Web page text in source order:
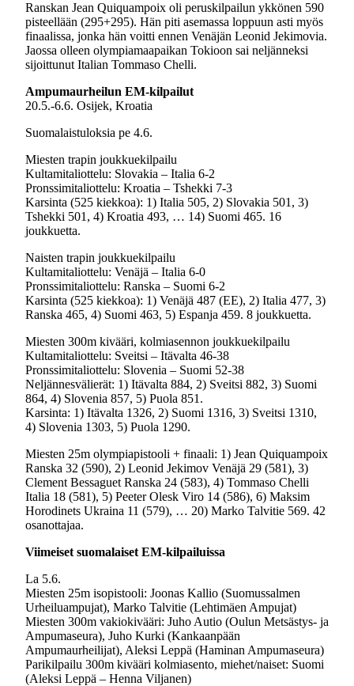
Ranskan Jean Quiquampoix oli peruskilpailun ykkönen 590
pisteellään (295+295). Hän piti asemassa loppuun asti myös
finaalissa, jonka hän voitti ennen Venäjän Leonid Jekimovia.
Jaossa olleen olympiamaapaikan Tokioon sai neljänneksi
sijoittunut Italian Tommaso Chelli.
Ampumaurheilun EM-kilpailut
20.5.-6.6. Osijek, Kroatia
Suomalaistuloksia pe 4.6.
Miesten trapin joukkuekilpailu
Kultamitaliottelu: Slovakia – Italia 6-2
Pronssimitaliottelu: Kroatia – Tshekki 7-3
Karsinta (525 kiekkoa): 1) Italia 505, 2) Slovakia 501, 3)
Tshekki 501, 4) Kroatia 493, … 14) Suomi 465. 16
joukkuetta.
Naisten trapin joukkuekilpailu
Kultamitaliottelu: Venäjä – Italia 6-0
Pronssimitaliottelu: Ranska – Suomi 6-2
Karsinta (525 kiekkoa): 1) Venäjä 487 (EE), 2) Italia 477, 3)
Ranska 465, 4) Suomi 463, 5) Espanja 459. 8 joukkuetta.
Miesten 300m kivääri, kolmiasennon joukkuekilpailu
Kultamitaliottelu: Sveitsi – Itävalta 46-38
Pronssimitaliottelu: Slovenia – Suomi 52-38
Neljännesvälierät: 1) Itävalta 884, 2) Sveitsi 882, 3) Suomi
864, 4) Slovenia 857, 5) Puola 851.
Karsinta: 1) Itävalta 1326, 2) Suomi 1316, 3) Sveitsi 1310,
4) Slovenia 1303, 5) Puola 1290.
Miesten 25m olympiapistooli + finaali: 1) Jean Quiquampoix
Ranska 32 (590), 2) Leonid Jekimov Venäjä 29 (581), 3)
Clement Bessaguet Ranska 24 (583), 4) Tommaso Chelli
Italia 18 (581), 5) Peeter Olesk Viro 14 (586), 6) Maksim
Horodinets Ukraina 11 (579), … 20) Marko Talvitie 569. 42
osanottajaa.
Viimeiset suomalaiset EM-kilpailuissa
La 5.6.
Miesten 25m isopistooli: Joonas Kallio (Suomussalmen
Urheiluampujat), Marko Talvitie (Lehtimäen Ampujat)
Miesten 300m vakiokivääri: Juho Autio (Oulun Metsästys- ja
Ampumaseura), Juho Kurki (Kankaanpään
Ampumaurheilijat), Aleksi Leppä (Haminan Ampumaseura)
Parikilpailu 300m kivääri kolmiasento, miehet/naiset: Suomi
(Aleksi Leppä – Henna Viljanen)